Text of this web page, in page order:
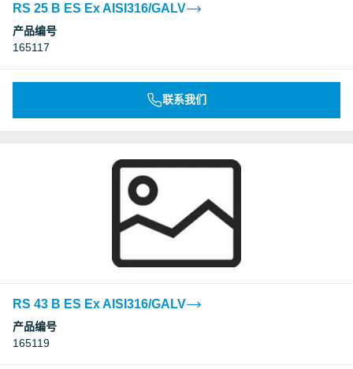
RS 25 B ES Ex AISI316/GALV
产品编号
165117
联系我们
RS 43 B ES Ex AISI316/GALV
产品编号
165119